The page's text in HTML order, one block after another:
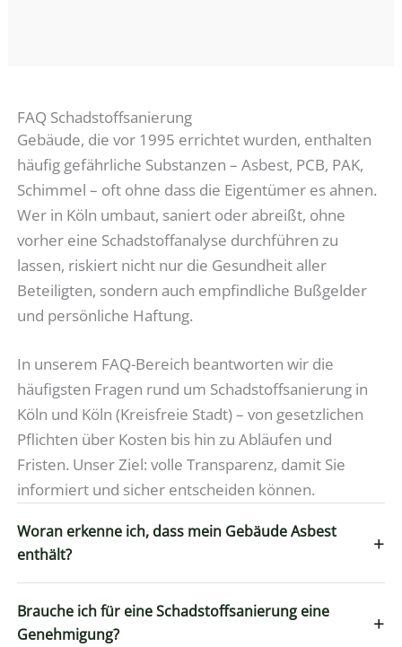
FAQ Schadstoffsanierung
Gebäude, die vor 1995 errichtet wurden, enthalten
häufig gefährliche Substanzen – Asbest, PCB, PAK,
Schimmel – oft ohne dass die Eigentümer es ahnen.
Wer in Köln umbaut, saniert oder abreißt, ohne
vorher eine Schadstoffanalyse durchführen zu
lassen, riskiert nicht nur die Gesundheit aller
Beteiligten, sondern auch empfindliche Bußgelder
und persönliche Haftung.
In unserem FAQ-Bereich beantworten wir die
häufigsten Fragen rund um Schadstoffsanierung in
Köln und Köln (Kreisfreie Stadt) – von gesetzlichen
Pflichten über Kosten bis hin zu Abläufen und
Fristen. Unser Ziel: volle Transparenz, damit Sie
informiert und sicher entscheiden können.
Woran erkenne ich, dass mein Gebäude Asbest
enthält?
+
Brauche ich für eine Schadstoffsanierung eine
Genehmigung?
+